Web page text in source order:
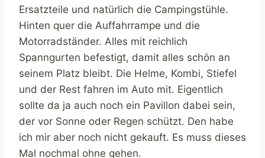
Ersatzteile und natürlich die Campingstühle.
Hinten quer die Auffahrrampe und die
Motorradständer. Alles mit reichlich
Spanngurten befestigt, damit alles schön an
seinem Platz bleibt. Die Helme, Kombi, Stiefel
und der Rest fahren im Auto mit. Eigentlich
sollte da ja auch noch ein Pavillon dabei sein,
der vor Sonne oder Regen schützt. Den habe
ich mir aber noch nicht gekauft. Es muss dieses
Mal nochmal ohne gehen.